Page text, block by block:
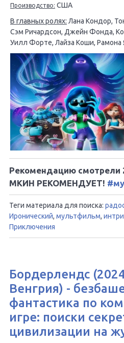
Производство: США
В главных ролях: Лана Кондор,
Сэм Ричардсон, Джейн Фонда,
Уилл Форте, Лайза Коши, Рамона
Рекомендацию смотрели
МКИН РЕКОМЕНДУЕТ!
Теги материала для поиска:
Иронический, мультфильм,
Приключения
Бордерлендс
Венгрия) -
фантастика по
игре: поиски
цивилизации на